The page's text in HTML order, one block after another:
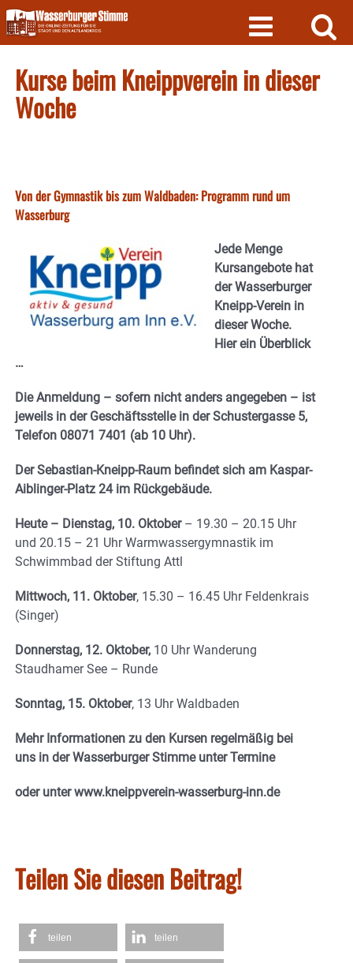
Skip
to
content
Kurse beim Kneippverein in dieser
Woche
Von der Gymnastik bis zum Waldbaden: Programm rund um
Wasserburg
Jede Menge
Kursangebote hat
der Wasserburger
Kneipp-Verein in
dieser Woche.
Hier ein Überblick
…
Die Anmeldung – sofern nicht anders angegeben – ist
jeweils in der Geschäftsstelle in der Schustergasse 5,
Telefon 08071 7401 (ab 10 Uhr).
Der Sebastian-Kneipp-Raum befindet sich am Kaspar-
Aiblinger-Platz 24 im Rückgebäude.
Heute – Dienstag, 10. Oktober– 19.30 – 20.15 Uhr
und 20.15 – 21 Uhr Warmwassergymnastik im
Schwimmbad der Stiftung Attl
Mittwoch, 11. Oktober, 15.30 – 16.45 Uhr Feldenkrais
(Singer)
Donnerstag, 12. Oktober, 10 Uhr Wanderung
Staudhamer See – Runde
Sonntag, 15. Oktober, 13 Uhr Waldbaden
Mehr Informationen zu den Kursen regelmäßig bei
uns in der Wasserburger Stimme unter Termine
oder unter www.kneippverein-wasserburg-inn.de
Teilen Sie diesen Beitrag!
teilen teilen